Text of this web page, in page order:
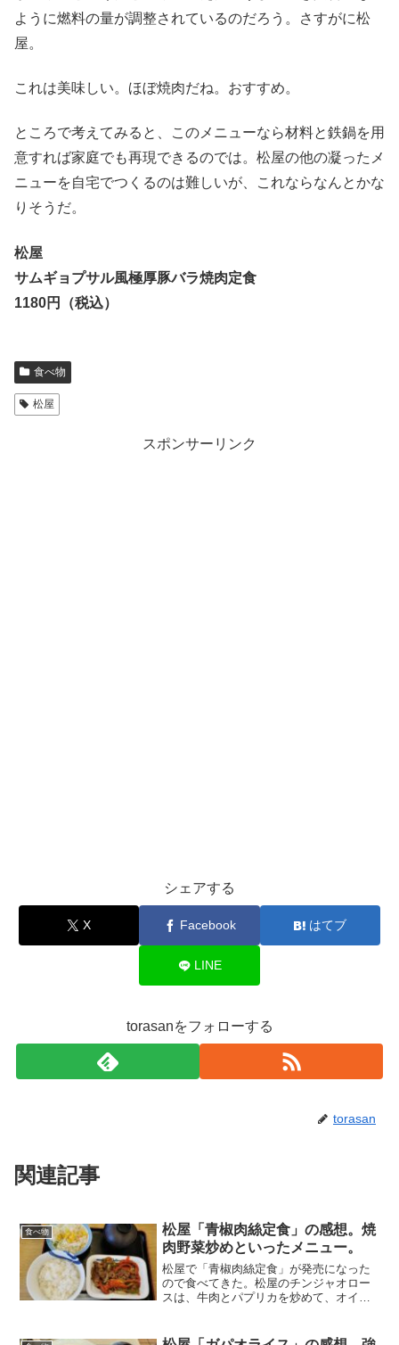
ように燃料の量が調整されているのだろう。さすがに松
屋。
これは美味しい。ほぼ焼肉だね。おすすめ。
ところで考えてみると、このメニューなら材料と鉄鍋を用
意すれば家庭でも再現できるのでは。松屋の他の凝ったメ
ニューを自宅でつくるのは難しいが、これならなんとかな
りそうだ。
松屋
サムギョプサル風極厚豚バラ焼肉定食
1180円（税込）
食べ物
松屋
スポンサーリンク
シェアする
X Facebook はてブ
LINE
torasanをフォローする
torasan
関連記事
食べ物
松屋「青椒肉絲定食」の感想。焼
肉野菜炒めといったメニュー。
松屋で「青椒肉絲定食」が発売になった
ので食べてきた。松屋のチンジャオロー
スは、牛肉とパプリカを炒めて、オイス
と細い豚肉を思い浮かべるが、それとは